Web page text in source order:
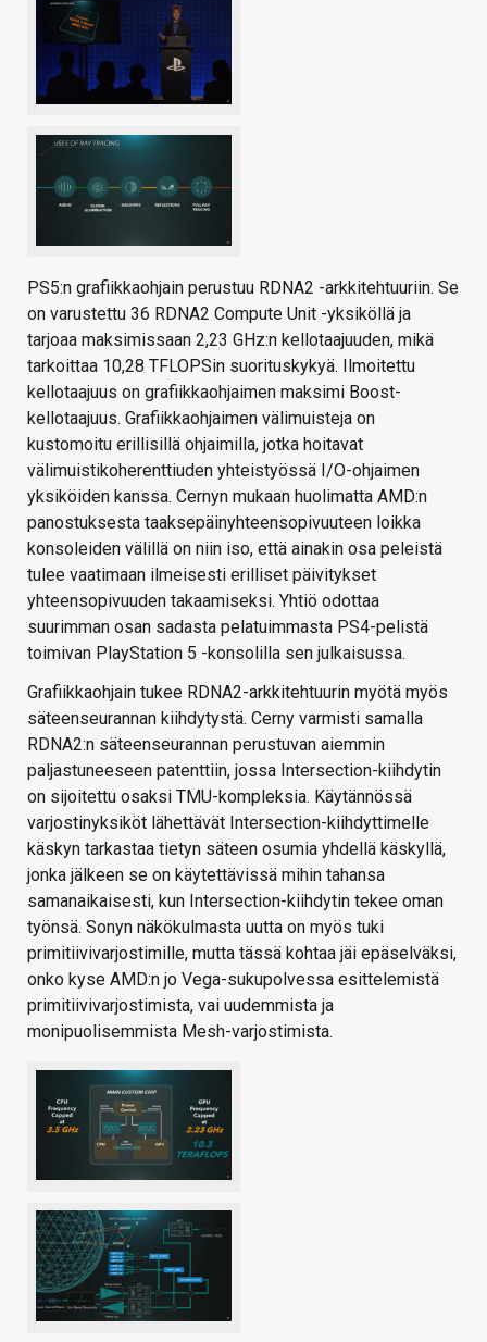
PS5:n grafiikkaohjain perustuu RDNA2 -arkkitehtuuriin. Se
on varustettu 36 RDNA2 Compute Unit -yksiköllä ja
tarjoaa maksimissaan 2,23 GHz:n kellotaajuuden, mikä
tarkoittaa 10,28 TFLOPSin suorituskykyä. Ilmoitettu
kellotaajuus on grafiikkaohjaimen maksimi Boost-
kellotaajuus. Grafiikkaohjaimen välimuisteja on
kustomoitu erillisillä ohjaimilla, jotka hoitavat
välimuistikoherenttiuden yhteistyössä I/O-ohjaimen
yksiköiden kanssa. Cernyn mukaan huolimatta AMD:n
panostuksesta taaksepäinyhteensopivuuteen loikka
konsoleiden välillä on niin iso, että ainakin osa peleistä
tulee vaatimaan ilmeisesti erilliset päivitykset
yhteensopivuuden takaamiseksi. Yhtiö odottaa
suurimman osan sadasta pelatuimmasta PS4-pelistä
toimivan PlayStation 5 -konsolilla sen julkaisussa.
Grafiikkaohjain tukee RDNA2-arkkitehtuurin myötä myös
säteenseurannan kiihdytystä. Cerny varmisti samalla
RDNA2:n säteenseurannan perustuvan aiemmin
paljastuneeseen patenttiin, jossa Intersection-kiihdytin
on sijoitettu osaksi TMU-kompleksia. Käytännössä
varjostinyksiköt lähettävät Intersection-kiihdyttimelle
käskyn tarkastaa tietyn säteen osumia yhdellä käskyllä,
jonka jälkeen se on käytettävissä mihin tahansa
samanaikaisesti, kun Intersection-kiihdytin tekee oman
työnsä. Sonyn näkökulmasta uutta on myös tuki
primitiivivarjostimille, mutta tässä kohtaa jäi epäselväksi,
onko kyse AMD:n jo Vega-sukupolvessa esittelemistä
primitiivivarjostimista, vai uudemmista ja
monipuolisemmista Mesh-varjostimista.